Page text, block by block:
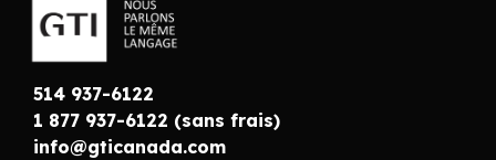
514 937-6122
1 877 937-6122 (sans frais)
info@gticanada.com